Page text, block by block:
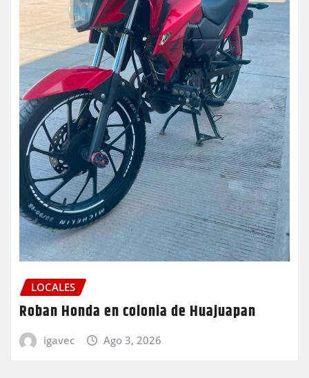
LOCALES
Roban Honda en colonia de Huajuapan
igavec Ago 3, 2026